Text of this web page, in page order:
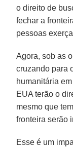
o direito de
fechar a
pessoas
Agora, sob as
cruzando para
humanitária
EUA terão o
mesmo que
fronteira serão
Esse é um